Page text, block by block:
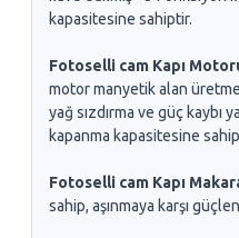
kapasitesine sahiptir.
Fotoselli cam Kapı
motor manyetik alan
yağ sızdırma ve güç kaybı
kapanma kapasitesine
Fotoselli cam Kapı
sahip, aşınmaya karşı